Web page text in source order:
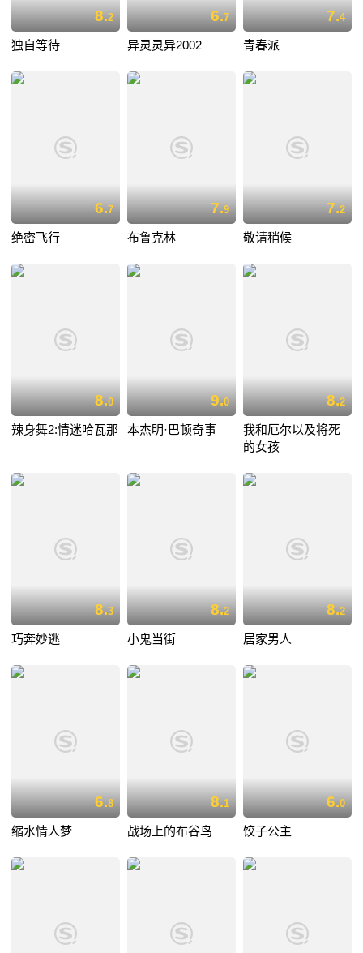
8.2
独自等待
6.7
异灵灵异2002
7.4
青春派
6.7
绝密飞行
7.9
布鲁克林
7.2
敬请稍候
8.0
辣身舞2:情迷哈瓦那
9.0
本杰明·巴顿奇事
8.2
我和厄尔以及将死
的女孩
8.3
巧奔妙逃
8.2
小鬼当街
8.2
居家男人
6.8
缩水情人梦
8.1
战场上的布谷鸟
6.0
饺子公主